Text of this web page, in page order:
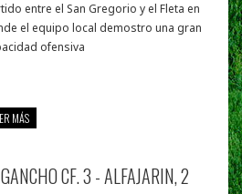
entre el San Gregorio y el Fleta en
el equipo local demostro una gran
ofensiva
MÁS
CF. 3 - ALFAJARIN, 2